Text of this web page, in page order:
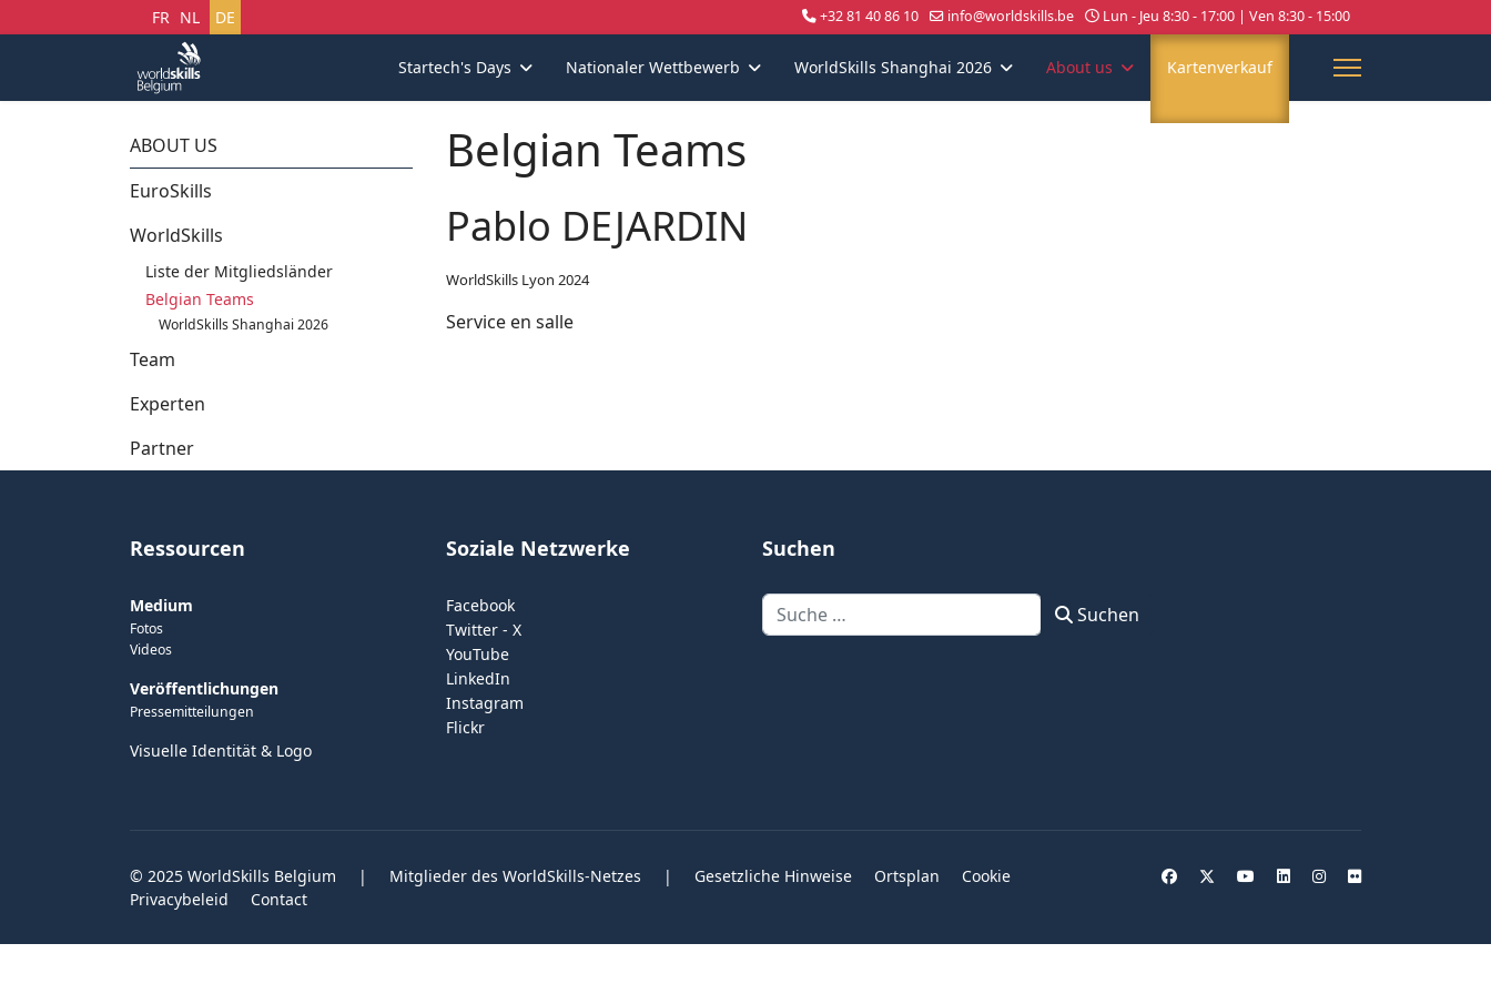
Sprache auswählen
FR NL DE +32 81 40 86 10 info@worldskills.be Lun - Jeu 8:30 - 17:00 | Ven 8:30 - 15:00
Startech's Days Nationaler Wettbewerb WorldSkills Shanghai 2026 About us Kartenverkauf
ABOUT US
EuroSkills
WorldSkills
Liste der Mitgliedsländer
Belgian Teams
WorldSkills Shanghai 2026
Team
Experten
Partner
Belgian Teams
Pablo DEJARDIN
WorldSkills Lyon 2024
Service en salle
Ressourcen
Medium
Fotos
Videos
Veröffentlichungen
Pressemitteilungen
Visuelle Identität & Logo
Soziale Netzwerke
Facebook
Twitter - X
YouTube
LinkedIn
Instagram
Flickr
Suchen
Suchen Suchen
© 2025 WorldSkills Belgium | Mitglieder des WorldSkills-Netzes | Gesetzliche Hinweise Ortsplan
Cookie
Privacybeleid
Contact